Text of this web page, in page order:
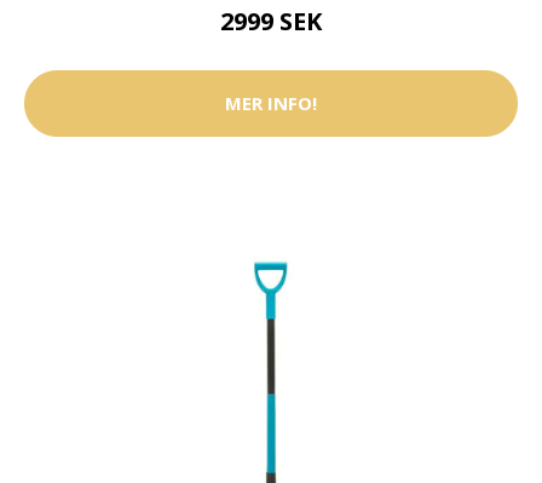
2999 SEK
MER INFO!